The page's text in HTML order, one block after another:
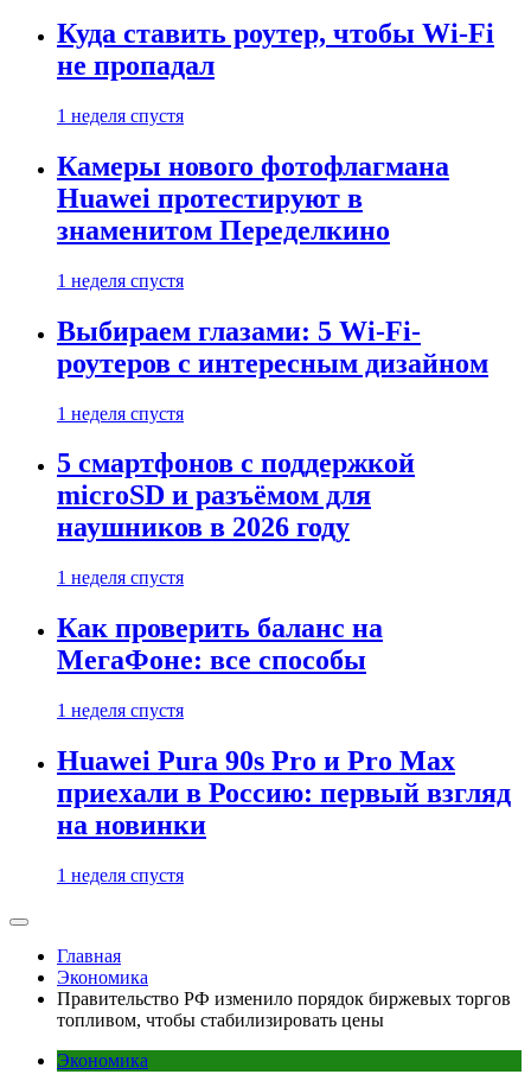
Куда ставить роутер, чтобы Wi-Fi
не пропадал
1 неделя спустя
Камеры нового фотофлагмана
Huawei протестируют в
знаменитом Переделкино
1 неделя спустя
Выбираем глазами: 5 Wi-Fi-
роутеров с интересным дизайном
1 неделя спустя
5 смартфонов с поддержкой
microSD и разъёмом для
наушников в 2026 году
1 неделя спустя
Как проверить баланс на
МегаФоне: все способы
1 неделя спустя
Huawei Pura 90s Pro и Pro Max
приехали в Россию: первый взгляд
на новинки
1 неделя спустя
Главная
Экономика
Правительство РФ изменило порядок биржевых торгов
топливом, чтобы стабилизировать цены
Экономика